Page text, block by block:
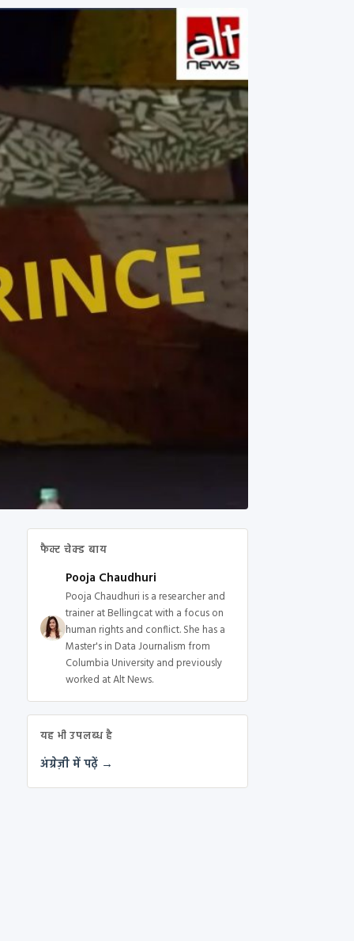
फैक्ट चेक्ड बाय
Pooja Chaudhuri
Pooja Chaudhuri is a researcher and
trainer at Bellingcat with a focus on
human rights and conflict. She has a
Master's in Data Journalism from
Columbia University and previously
worked at Alt News.
यह भी उपलब्ध है
अंग्रेज़ी में पढ़ें →